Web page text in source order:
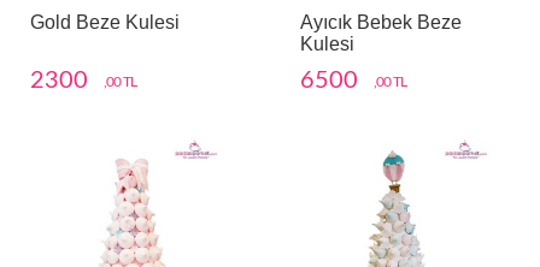
Gold Beze Kulesi
2300 ,00 TL
Ayıcık Bebek Beze
Kulesi
6500 ,00 TL